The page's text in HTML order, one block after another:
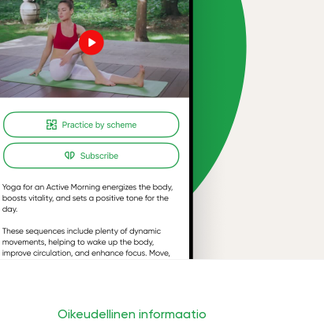
Oikeudellinen informaatio